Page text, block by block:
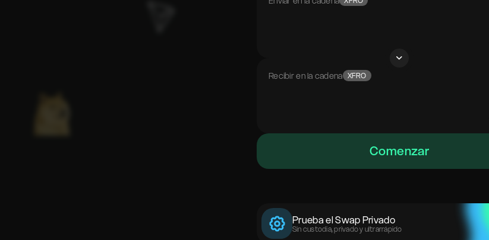
Recibir en la cadena XFRO
Comenzar
Prueba el Swap Privado
Sin custodia, privado y ultrarrápido